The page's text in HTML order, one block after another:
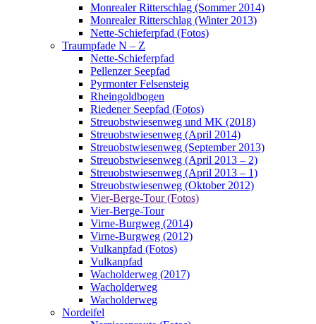
Monrealer Ritterschlag (Sommer 2014)
Monrealer Ritterschlag (Winter 2013)
Nette-Schieferpfad (Fotos)
Traumpfade N – Z
Nette-Schieferpfad
Pellenzer Seepfad
Pyrmonter Felsensteig
Rheingoldbogen
Riedener Seepfad (Fotos)
Streuobstwiesenweg und MK (2018)
Streuobstwiesenweg (April 2014)
Streuobstwiesenweg (September 2013)
Streuobstwiesenweg (April 2013 – 2)
Streuobstwiesenweg (April 2013 – 1)
Streuobstwiesenweg (Oktober 2012)
Vier-Berge-Tour (Fotos)
Vier-Berge-Tour
Virne-Burgweg (2014)
Virne-Burgweg (2012)
Vulkanpfad (Fotos)
Vulkanpfad
Wacholderweg (2017)
Wacholderweg
Wacholderweg
Nordeifel